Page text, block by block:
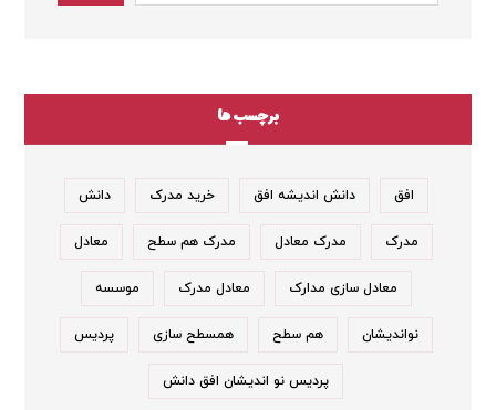
برچسب ها
افق دانش اندیشه افق خرید مدرک دانش
مدرک مدرک معادل مدرک هم سطح معادل
معادل سازی مدارک معادل مدرک موسسه
نواندیشان هم سطح همسطح سازی پردیس
پردیس نو اندیشان افق دانش